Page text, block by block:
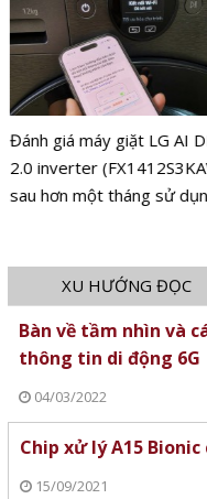
Đánh giá máy giặt LG AI
2.0 inverter
sau hơn một tháng sử
XU HƯỚNG ĐỌC
Bàn về tầm nhìn và
thông tin di động 6G
04/03/2022
Chip xử lý A15
15/09/2021